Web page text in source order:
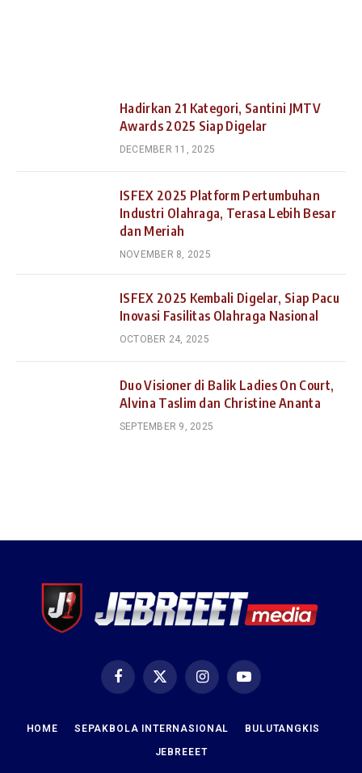
Hadirkan 21 Kategori, Santini JMTV
Awards 2025 Siap Digelar
DECEMBER 11, 2025
ISFEX 2025 Platform Pertumbuhan
Industri Olahraga, Terasa Lebih Besar
dan Meriah
NOVEMBER 8, 2025
ISFEX 2025 Kembali Digelar, Siap Pacu
Inovasi Fasilitas Olahraga Nasional
OCTOBER 24, 2025
Duo Visioner di Balik Ladies On Court,
Alvina Taslim dan Christine Ananta
SEPTEMBER 9, 2025
FacebookX
(Twitter)
InstagramYouTube
HOME SEPAKBOLA INTERNASIONAL BULUTANGKIS
JEBREEET